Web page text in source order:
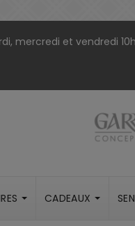
mercredi et vendredi
CADEAUX